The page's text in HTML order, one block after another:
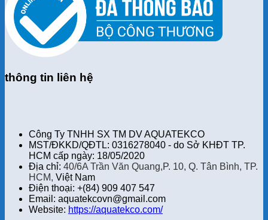
thông tin liên hệ
Công Ty TNHH SX TM DV AQUATEKCO
MST/ĐKKD/QĐTL: 0316278040 - do Sở KHĐT TP.
HCM cấp ngày: 18/05/2020
Địa chỉ: 40/6A Trần Văn Quang,P. 10, Q. Tân Bình, TP.
HCM, Việt Nam
Điện thoại: +(84) 909 407 547
Email: aquatekcovn@gmail.com
Website: https://aquatekco.com/